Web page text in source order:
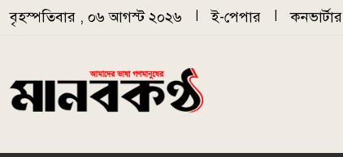
Skip to main content
বৃহস্পতিবার , ০৬ আগস্ট ২০২৬ ই-পেপার কনভার্টার